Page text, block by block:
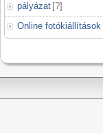
pályázat [?]
Online fotókiállítások